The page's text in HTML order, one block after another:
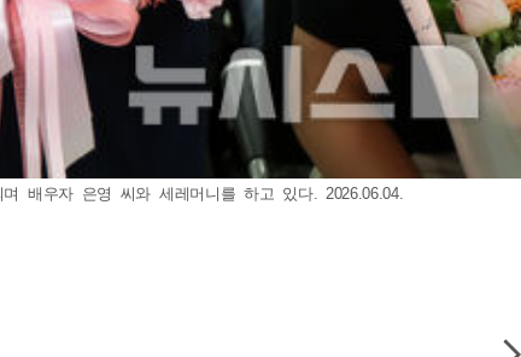
배우자 은영 씨와 세레머니를 하고 있다. 2026.06.04.